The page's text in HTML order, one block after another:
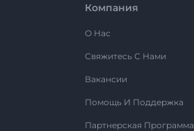
Компания
О Нас
Свяжитесь С Нами
Вакансии
Помощь И Поддержка
Партнерская Программа